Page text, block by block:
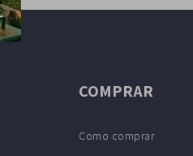
COMPRAR
Como comprar